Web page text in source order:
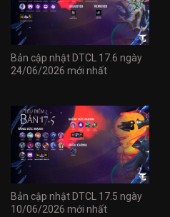
Bản cập nhật DTCL 17.6 ngày
24/06/2026 mới nhất
Bản cập nhật DTCL 17.5 ngày
10/06/2026 mới nhất